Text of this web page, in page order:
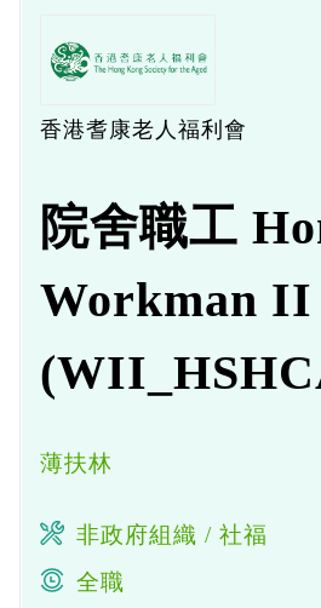
香港耆康老人福利會
院舍職工
Workman II
薄扶林
非政府組織 / 社福
全職